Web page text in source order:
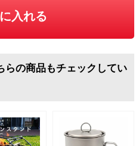
入れる
らの商品もチェックしてい